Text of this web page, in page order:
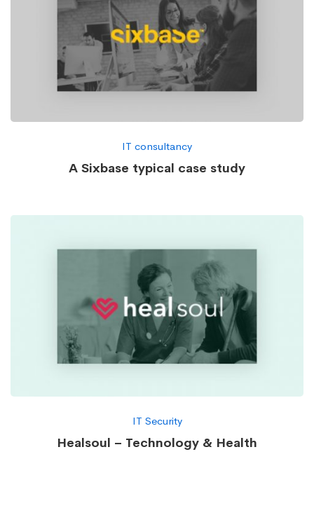
IT consultancy
A Sixbase typical case study
IT Security
Healsoul – Technology & Health